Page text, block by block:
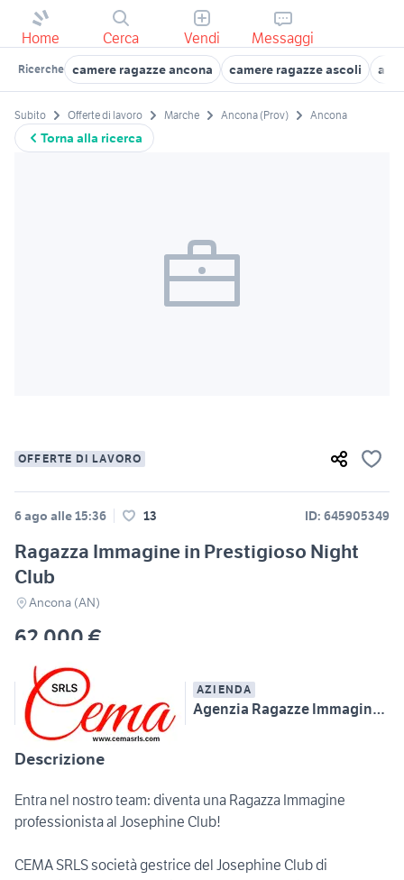
Home Cerca Vendi Messaggi
Ricerche camere ragazze ancona camere ragazze ascoli
Torna alla ricerca
Subito Offerte di lavoro Marche Ancona (Prov) Ancona
OFFERTE DI LAVORO
6 ago alle 15:36 13 ID: 645905349
Ragazza Immagine in Prestigioso Night
Club
Ancona (AN)
62.000 €
AZIENDA
Agenzia Ragazze Immagine e Hostess Cema Srls
Descrizione
Entra nel nostro team: diventa una Ragazza Immagine
professionista al Josephine Club!
CEMA SRLS società gestrice del Josephine Club di